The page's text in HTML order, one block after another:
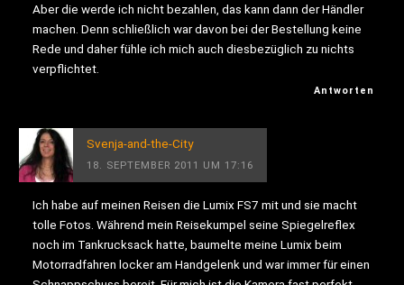
Aber die werde ich nicht bezahlen, das kann dann der Händler
machen. Denn schließlich war davon bei der Bestellung keine
Rede und daher fühle ich mich auch diesbezüglich zu nichts
verpflichtet.
Antworten
Svenja-and-the-City
18. SEPTEMBER 2011 UM 17:16
Ich habe auf meinen Reisen die Lumix FS7 mit und sie macht
tolle Fotos. Während mein Reisekumpel seine Spiegelreflex
noch im Tankrucksack hatte, baumelte meine Lumix beim
Motorradfahren locker am Handgelenk und war immer für einen